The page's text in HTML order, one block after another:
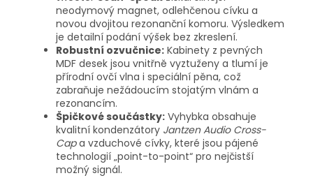
neodymový magnet, odlehčenou cívku a
novou dvojitou rezonanční komoru. Výsledkem
je detailní podání výšek bez zkreslení.
Robustní ozvučnice: Kabinety z pevných
MDF desek jsou vnitřně vyztuženy a tlumí je
přírodní ovčí vlna i speciální pěna, což
zabraňuje nežádoucím stojatým vlnám a
rezonancím.
Špičkové součástky: Vyhybka obsahuje
kvalitní kondenzátory Jantzen Audio Cross-
Capa vzduchové cívky, které jsou pájené
technologií „point-to-point“ pro nejčistší
možný signál.